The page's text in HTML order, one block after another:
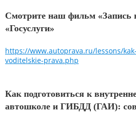
Смотрите наш фильм «Запись
«Госуслуги»
https://www.autoprava.ru/lessons/
voditelskie-prava.php
Как подготовиться к
автошколе и ГИБДД (ГАИ):